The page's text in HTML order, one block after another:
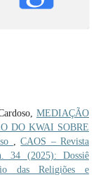
MEDIAÇÃO
DO KWAI SOBRE
,CAOS – Revista
34 (2025): Dossiê
das Religiões e